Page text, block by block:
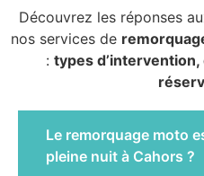
Découvrez les réponses
nos services de
: types
Le remorquage moto
pleine nuit à Cahors ?